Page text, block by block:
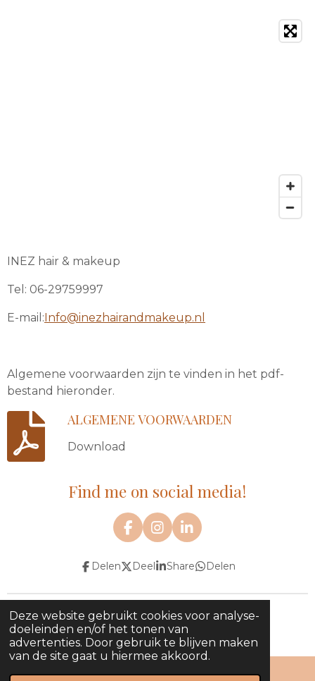
Deze website gebruikt cookies voor analyse-
doeleinden en/of het tonen van
advertenties. Door gebruik te blijven maken
van de site gaat u hiermee akkoord.
INEZ hair & makeup
Tel: 06-29759997
E-mail: Info@inezhairandmakeup.nl
Algemene voorwaarden zijn te vinden in het pdf-
bestand hieronder.
ALGEMENE VOORWAARDEN
Download
Find me on social media!
F
a
c
e
o
o
k
I
n
s
t
g
r
a
m
L
i
k
d
I
n
Delen Deel Share Delen
© 2020 - 2026 inezhairandmakeup
Powered byJouwWeb